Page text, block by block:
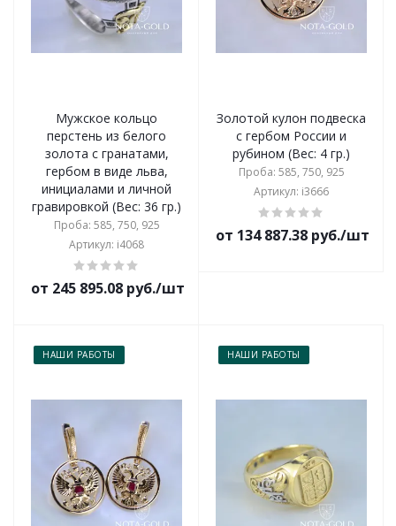
Мужское кольцо
перстень из белого
золота с гранатами,
гербом в виде льва,
инициалами и личной
гравировкой (Вес: 36 гр.)
Проба: 585, 750, 925
Артикул: i4068
от 245 895.08 руб./шт
Золотой кулон подвеска
с гербом России и
рубином (Вес: 4 гр.)
Проба: 585, 750, 925
Артикул: i3666
от 134 887.38 руб./шт
НАШИ РАБОТЫ НАШИ РАБОТЫ